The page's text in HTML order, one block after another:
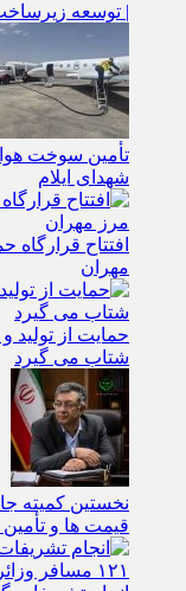
شهرداری‌ ها خط
| توسعه
تأمین سوخت
شهدای ایلام
افتتاح
مهران
حمایت از تولید
شتاب می‌ گیرد
نخستین کمیته
قیمت‌ ها و